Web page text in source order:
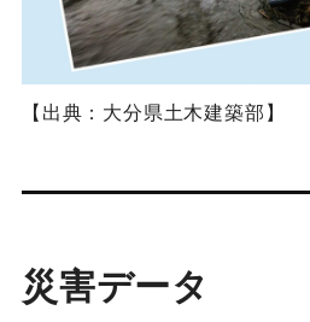
【出典：大分県土木建築部】
災害データ